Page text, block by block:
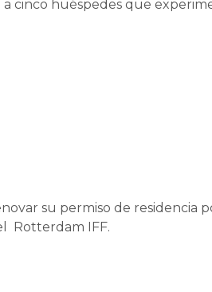
cinco huéspedes que
su permiso de residencia
Rotterdam IFF.